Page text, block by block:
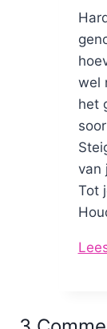
wel
het
van
Tot